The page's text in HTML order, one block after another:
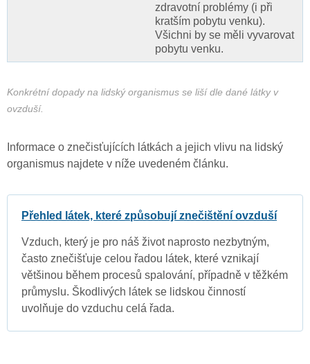
zdravotní problémy (i při
kratším pobytu venku).
Všichni by se měli vyvarovat
pobytu venku.
Konkrétní dopady na lidský organismus se liší dle dané látky v
ovzduší.
Informace o znečisťujících látkách a jejich vlivu na lidský
organismus najdete v níže uvedeném článku.
Přehled látek, které způsobují znečištění ovzduší
Vzduch, který je pro náš život naprosto nezbytným,
často znečišťuje celou řadou látek, které vznikají
většinou během procesů spalování, případně v těžkém
průmyslu. Škodlivých látek se lidskou činností
uvolňuje do vzduchu celá řada.